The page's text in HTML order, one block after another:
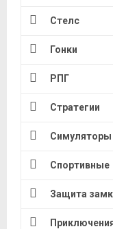
Стелс
Гонки
РПГ
Стратегии
Симуляторы
Спортивные
Защита